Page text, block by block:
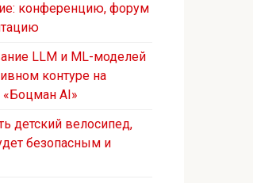
конференцию, форум
LLM и ML-моделей
контуре на
AI»
детский велосипед,
безопасным и